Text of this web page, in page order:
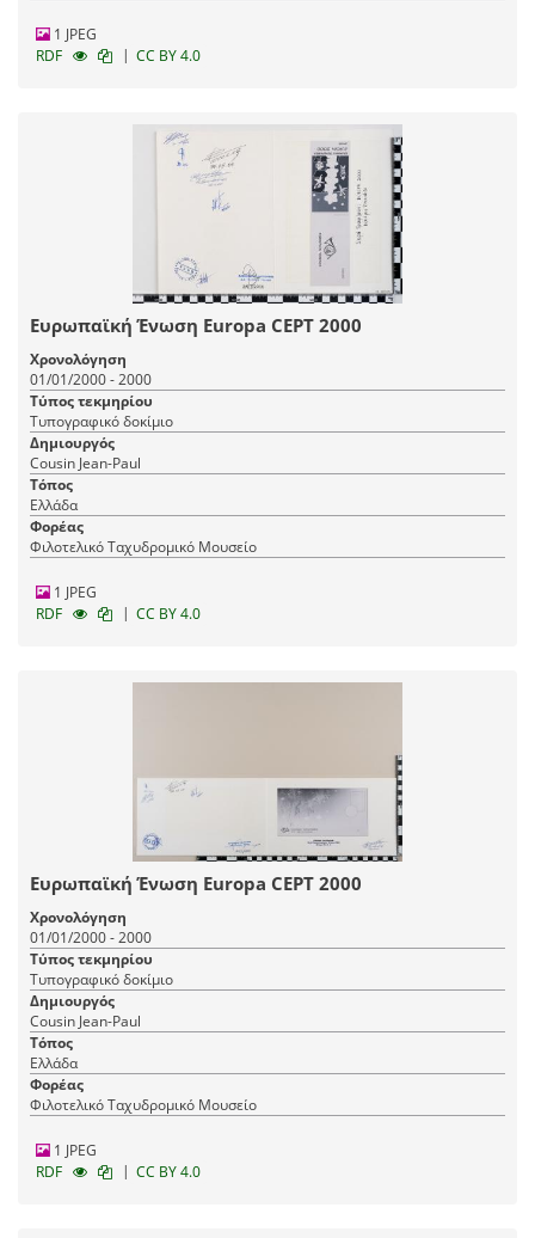
1 JPEG
RDF
| CC BY 4.0
Ευρωπαϊκή Ένωση Europa CEPT 2000
Χρονολόγηση
01/01/2000 - 2000
Τύπος τεκμηρίου
Τυπογραφικό δοκίμιο
Δημιουργός
Cousin Jean-Paul
Τόπος
Ελλάδα
Φορέας
Φιλοτελικό Ταχυδρομικό Μουσείο
1 JPEG
RDF
| CC BY 4.0
Ευρωπαϊκή Ένωση Europa CEPT 2000
Χρονολόγηση
01/01/2000 - 2000
Τύπος τεκμηρίου
Τυπογραφικό δοκίμιο
Δημιουργός
Cousin Jean-Paul
Τόπος
Ελλάδα
Φορέας
Φιλοτελικό Ταχυδρομικό Μουσείο
1 JPEG
RDF
| CC BY 4.0